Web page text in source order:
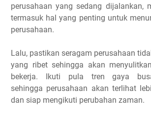
perusahaan yang sedang dijalankan,
termasuk hal yang penting untuk
perusahaan.
Lalu, pastikan seragam perusahaan
yang ribet sehingga akan
bekerja. Ikuti pula tren gaya
sehingga perusahaan akan terlihat
dan siap mengikuti perubahan zaman.